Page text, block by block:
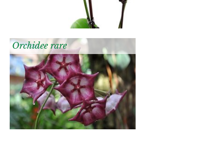
Orchidee rare